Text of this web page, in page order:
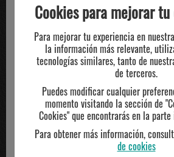
Cookies para mejorar
Para mejorar tu experiencia en
la información más relevante,
tecnologías similares, tanto de
de terceros.
Puedes modificar cualquier
momento visitando la sección de
Cookies" que encontrarás en la
Para obtener más información,
de cookies